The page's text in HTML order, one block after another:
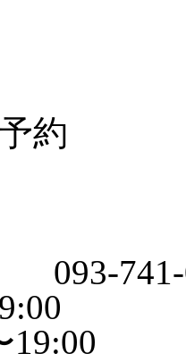
約
093-
19:00